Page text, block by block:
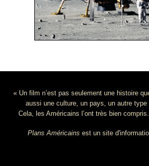
« Un film n’est pas seulement une histoire
aussi une culture, un pays, un autre type
Cela, les Américains l’ont très bien
Plans Américains est un site